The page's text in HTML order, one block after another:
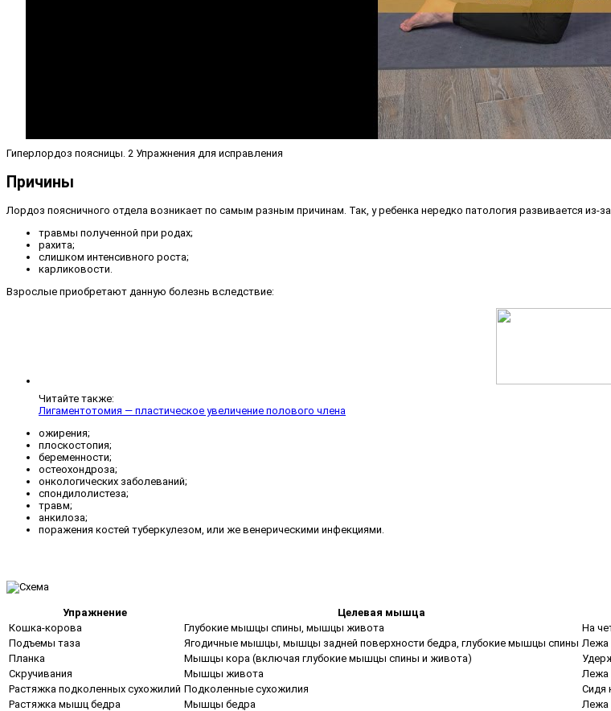
Гиперлордоз поясницы. 2 Упражнения для исправления
Причины
Лордоз поясничного отдела возникает по самым разным причинам. Так, у ребенка нередко патология развивается из-
травмы полученной при родах;
рахита;
слишком интенсивного роста;
карликовости.
Взрослые приобретают данную болезнь вследствие:
Читайте также:
Лигаментотомия — пластическое увеличение полового члена
ожирения;
плоскостопия;
беременности;
остеохондроза;
онкологических заболеваний;
спондилолистеза;
травм;
анкилоза;
поражения костей туберкулезом, или же венерическими инфекциями.
Упражнение Целевая мышца
Кошка-корова
Глубокие мышцы спины, мышцы живота
На
Подъемы таза
Ягодичные мышцы, мышцы задней поверхности бедра, глубокие мышцы спины Лежа
Планка
Мышцы кора (включая глубокие мышцы спины и живота)
Скручивания
Мышцы живота
Лежа
Растяжка подколенных сухожилий Подколенные сухожилия
Сидя
Растяжка мышц бедра
Мышцы бедра
Лежа